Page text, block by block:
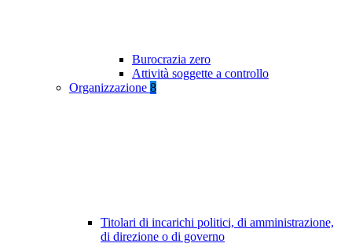
Burocrazia zero
Attività soggette a controllo
Organizzazione 8
Titolari di incarichi politici, di amministrazione,
di direzione o di governo